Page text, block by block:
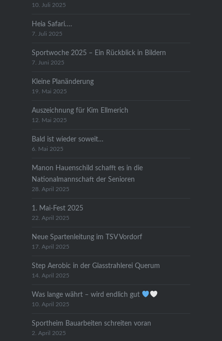
10. Juli 2025
Heia Safari….
7. Juli 2025
Sportwoche 2025 – Ein Rückblick in Bildern
7. Juni 2025
Kleine Planänderung
19. Mai 2025
Auszeichnung für Kim Ellmerich
12. Mai 2025
Bald ist wieder soweit…
6. Mai 2025
Manon Hauenschild schafft es in die
Nationalmannschaft der Senioren
28. April 2025
1. Mai-Fest 2025
22. April 2025
Neue Spartenleitung im TSV Vordorf
17. April 2025
Step Aerobic in der Glasstrahlerei Querum
14. April 2025
Was lange währt – wird endlich gut
10. April 2025
Sportheim Bauarbeiten schreiten voran
2. April 2025